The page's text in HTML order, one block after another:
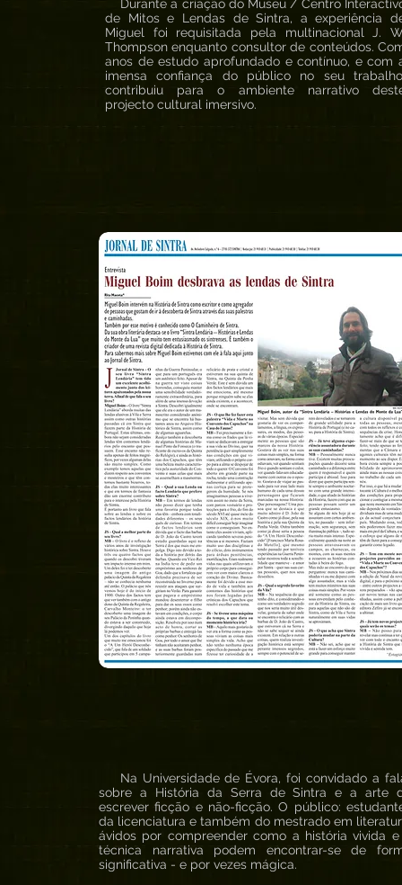
Durante a criação do Museu / Centro
de Mitos e Lendas de Sintra, a experiência
Miguel foi requisitada pela multinacional J.
Thompson enquanto consultor de conteúdos.
anos de estudo aprofundado e contínuo, e com
imensa confiança do público no seu
contribuiu para o ambiente narrativo
projecto cultural imersivo.
Na Universidade de Évora, foi convidado a
sobre a História da Serra de Sintra e a arte
escrever ficção e não-ficção. O público:
da licenciatura e também do mestrado em
ávidos por compreender como a história vivida
técnica narrativa podem encontrar-se de
significativa - e por vezes mágica.